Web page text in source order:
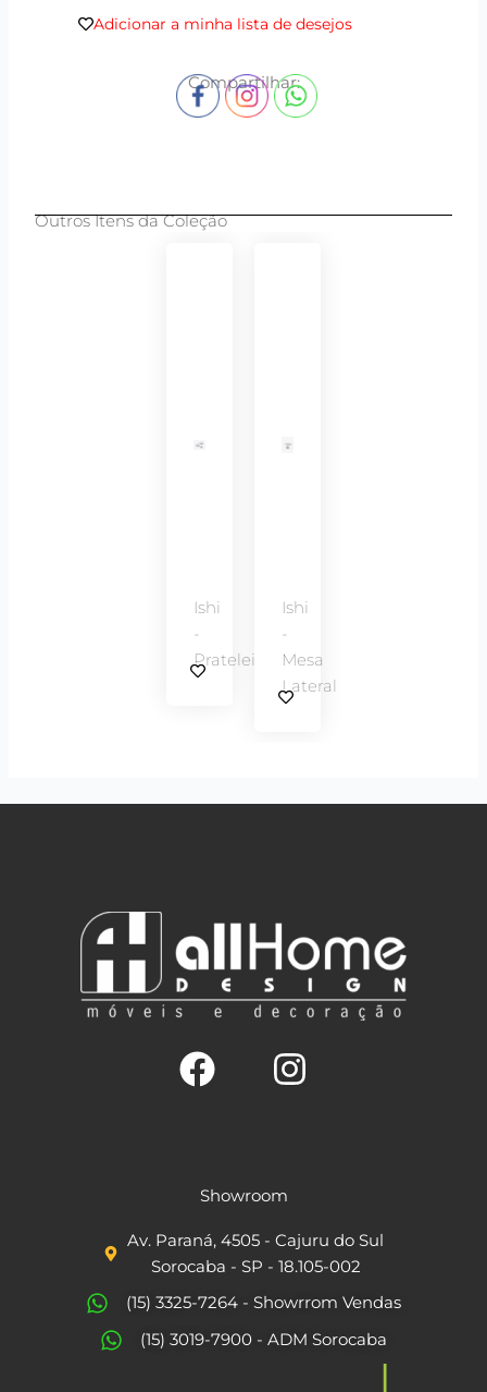
Adicionar a minha lista de desejos
Compartilhar:
Outros Itens da Coleção
Ishi
-
Prateleira
Ishi
-
Mesa
Lateral
c
e
b
o
o
t
a
g
r
Showroom
Av. Paraná, 4505 - Cajuru do Sul
Sorocaba - SP - 18.105-002
(15) 3325-7264 - Showrrom Vendas
(15) 3019-7900 - ADM Sorocaba